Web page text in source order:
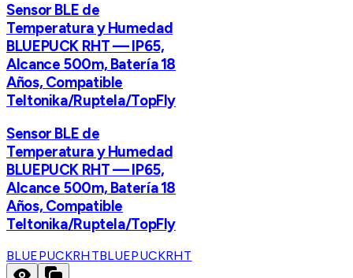
Sensor BLE de
Temperatura y Humedad
BLUEPUCK RHT — IP65,
Alcance 500m, Batería 18
Años, Compatible
Teltonika/Ruptela/TopFly
Sensor BLE de
Temperatura y Humedad
BLUEPUCK RHT — IP65,
Alcance 500m, Batería 18
Años, Compatible
Teltonika/Ruptela/TopFly
BLUEPUCKRHTBLUEPUCKRHT